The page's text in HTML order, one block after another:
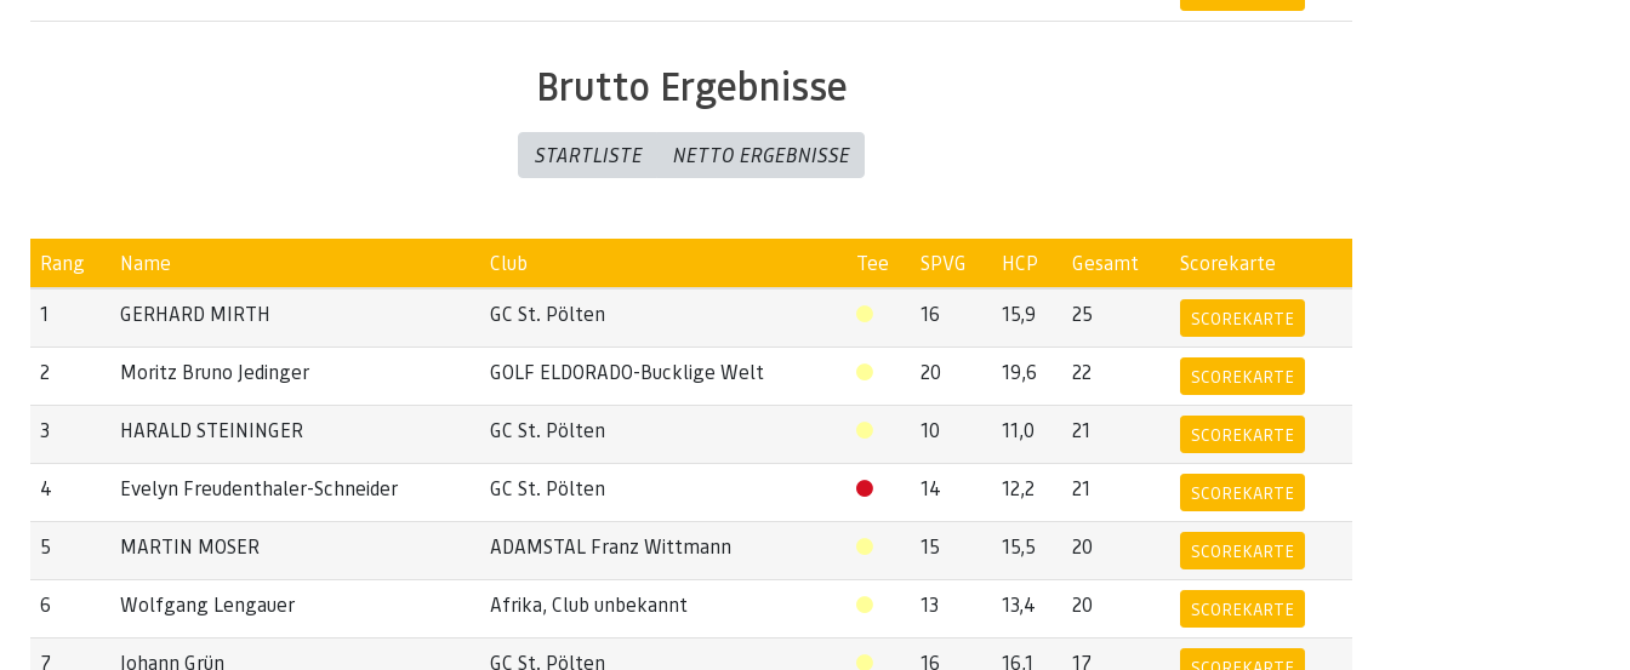
Brutto Ergebnisse
STARTLISTE NETTO ERGEBNISSE
Rang Name Club Tee SPVG HCP Gesamt
Scorekarte
1
GERHARD MIRTH GC St. Pölten 16 15,9 25 SCOREKARTE
2 Moritz Bruno Jedinger GOLF ELDORADO-Bucklige Welt 20 19,6 22 SCOREKARTE
3 HARALD STEININGER GC St. Pölten 10 11,0 21 SCOREKARTE
4 Evelyn Freudenthaler-Schneider GC St. Pölten 14 12,2 21 SCOREKARTE
5 MARTIN MOSER ADAMSTAL Franz Wittmann 15 15,5 20 SCOREKARTE
6 Wolfgang Lengauer Afrika, Club unbekannt 13 13,4 20 SCOREKARTE
7 Johann Grün GC St. Pölten 16 16,1 17